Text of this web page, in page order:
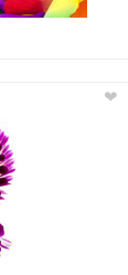
❤